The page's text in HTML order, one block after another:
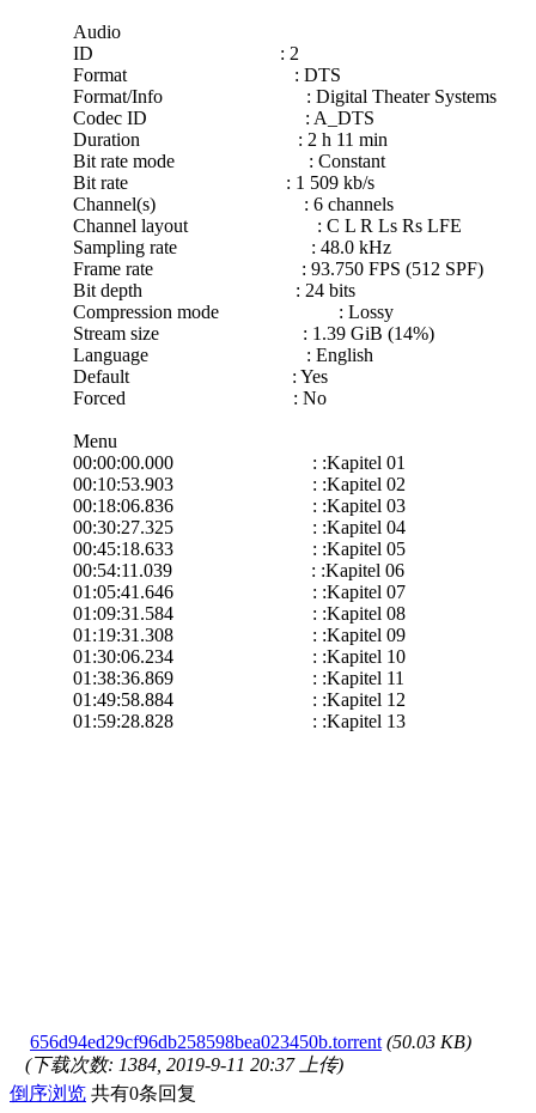
Audio
ID : 2
Format : DTS
Format/Info : Digital Theater Systems
Codec ID : A_DTS
Duration : 2 h 11 min
Bit rate mode : Constant
Bit rate : 1 509 kb/s
Channel(s) : 6 channels
Channel layout : C L R Ls Rs LFE
Sampling rate : 48.0 kHz
Frame rate : 93.750 FPS (512 SPF)
Bit depth : 24 bits
Compression mode : Lossy
Stream size : 1.39 GiB (14%)
Language : English
Default : Yes
Forced : No
Menu
00:00:00.000 : :Kapitel 01
00:10:53.903 : :Kapitel 02
00:18:06.836 : :Kapitel 03
00:30:27.325 : :Kapitel 04
00:45:18.633 : :Kapitel 05
00:54:11.039 : :Kapitel 06
01:05:41.646 : :Kapitel 07
01:09:31.584 : :Kapitel 08
01:19:31.308 : :Kapitel 09
01:30:06.234 : :Kapitel 10
01:38:36.869 : :Kapitel 11
01:49:58.884 : :Kapitel 12
01:59:28.828 : :Kapitel 13
656d94ed29cf96db258598bea023450b.torrent (50.03 KB)
(下载次数: 1384, 2019-9-11 20:37 上传)
倒序浏览 共有0条回复